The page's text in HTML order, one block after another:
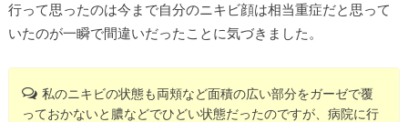
行って思ったのは今まで自分のニキビ顔は相当重症だと思って
いたのが一瞬で間違いだったことに気づきました。
私のニキビの状態も両頬など面積の広い部分をガーゼで覆
っておかないと膿などでひどい状態だったのですが、病院に行